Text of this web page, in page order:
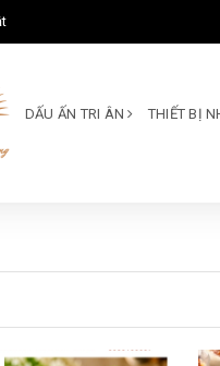
DẤU ẤN TRI ÂN THIẾT BỊ